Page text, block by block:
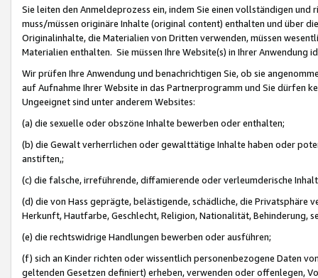
Sie leiten den Anmeldeprozess ein, indem Sie einen vollständigen
muss/müssen originäre Inhalte (original content) enthalten und über
Originalinhalte, die Materialien von Dritten verwenden, müssen
Materialien enthalten. Sie müssen Ihre Website(s) in Ihrer Anwendung
Wir prüfen Ihre Anwendung und benachrichtigen Sie, ob sie
auf Aufnahme Ihrer Website in das Partnerprogramm und Sie dürfen
Ungeeignet sind unter anderem Websites:
(a) die sexuelle oder obszöne Inhalte bewerben oder enthalten;
(b) die Gewalt verherrlichen oder gewalttätige Inhalte haben oder
anstiften,;
(c) die falsche, irreführende, diffamierende oder verleumderische
(d) die von Hass geprägte, belästigende, schädliche, die Privatsphäre
Herkunft, Hautfarbe, Geschlecht, Religion, Nationalität, Behinderung,
(e) die rechtswidrige Handlungen bewerben oder ausführen;
(f) sich an Kinder richten oder wissentlich personenbezogene Daten
geltenden Gesetzen definiert) erheben, verwenden oder offenlegen,